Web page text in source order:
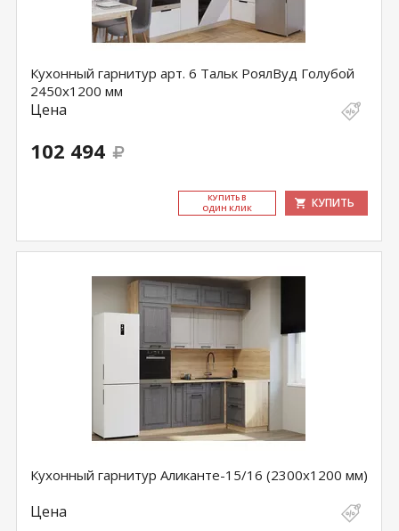
Кухонный гарнитур арт. 6 Тальк РоялВуд Голубой
2450х1200 мм
Цена
102 494
КУ­ПИТЬ В
ОДИН КЛИК
КУПИТЬ
Кухонный гарнитур Аликанте-15/16 (2300х1200 мм)
Цена